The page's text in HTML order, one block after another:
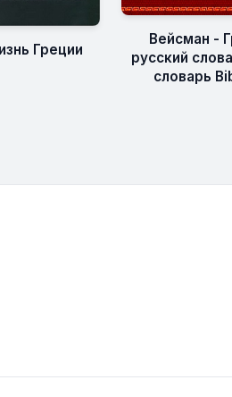
Греции
Вейсман -
русский
словарь